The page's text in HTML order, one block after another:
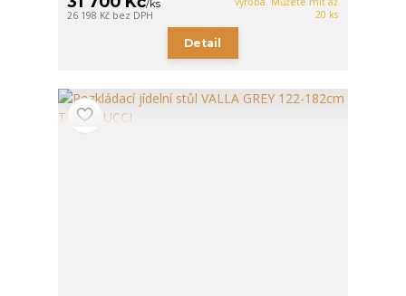
/ks
26 198 Kč bez DPH
20 ks
Detail